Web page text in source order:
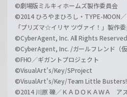
©劇場版ミルキィホームズ製作委員会
©2014 ひろやまひろし・TYPE-MOON
「プリズマ☆イリヤ ツヴァイ！」製作
©CyberAgent, Inc. All Rights
©CyberAgent, Inc. /ガールフレンド（
©FHO／ギガントプロジェクト
©VisualArt's/Key/SProject
©VisualArt's/Key/Team Little
©2014 川原 礫／ＫＡＤＯＫＡＷＡ ア